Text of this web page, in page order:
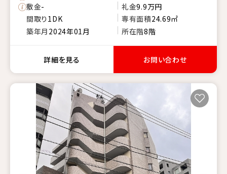
敷金- 礼金9.9万円
間取り1DK 専有面積24.69㎡
築年月 2024年01月 所在階8階
詳細を見る お問い合わせ